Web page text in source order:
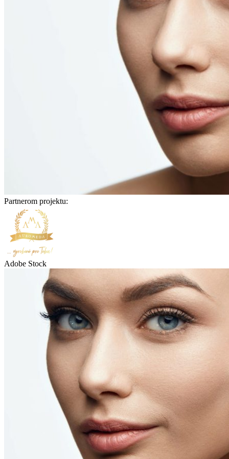
Partnerom projektu:
Adobe Stock